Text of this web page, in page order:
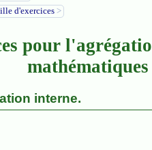
d'exercices >
pour
mathématiques
interne.